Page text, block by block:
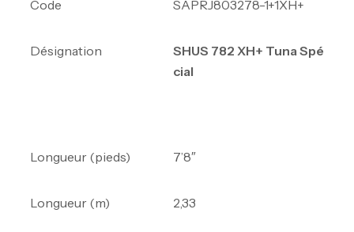
Code SAPRJ803278-1+1XH+
Désignation
SHUS 782 XH+ Tuna Spé
cial
Longueur (pieds) 7’8″
Longueur (m) 2,33